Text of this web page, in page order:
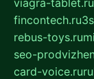
fincontech.ru
rebus-toys.ru
seo-
card-voice.ru